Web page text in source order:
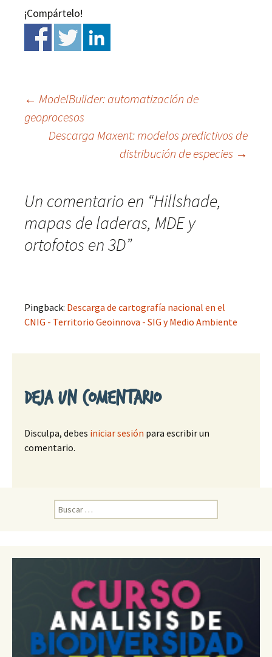
¡Compártelo!
Ir
la
entrada
← ModelBuilder: automatización de
geoprocesos
Descarga Maxent: modelos predictivos de
distribución de especies →
Un comentario en “Hillshade,
mapas de laderas, MDE y
ortofotos en 3D”
Pingback: Descarga de cartografía nacional en el
CNIG - Territorio Geoinnova - SIG y Medio Ambiente
Deja un comentario
Disculpa, debes iniciar sesión para escribir un
comentario.
B
u
a